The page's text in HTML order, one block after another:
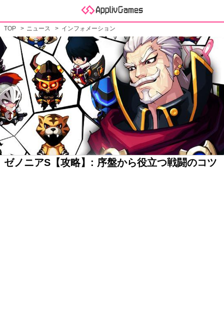
TOP ニュース インフォメーション
ゼノニアS【攻略】: 序盤から役立つ戦闘のコツ